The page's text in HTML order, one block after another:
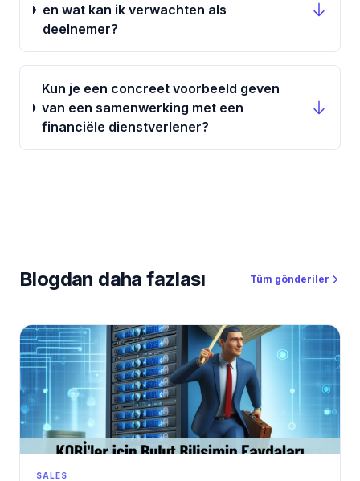
en wat kan ik verwachten als
deelnemer?
Kun je een concreet voorbeeld geven
van een samenwerking met een
financiële dienstverlener?
Blogdan daha fazlası Tüm gönderiler
SALES